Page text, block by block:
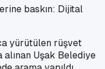
baskın: Dijital
yürütülen rüşvet
alınan Uşak Belediye